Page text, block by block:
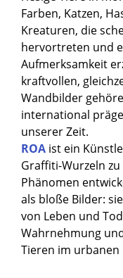
Farben, Katzen,
Kreaturen, die
hervortreten und
Aufmerksamkeit
kraftvollen,
Wandbilder
international
unserer Zeit.
ROA ist ein
Graffiti-Wurzeln
Phänomen
als bloße Bilder:
von Leben und
Wahrnehmung
Tieren im urbanen